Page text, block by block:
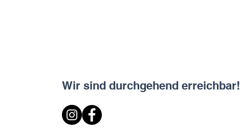
Wir sind durchgehend erreichbar!